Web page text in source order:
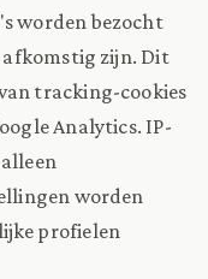
worden bezocht
afkomstig zijn. Dit
tracking-cookies
Analytics. IP-
worden
profielen